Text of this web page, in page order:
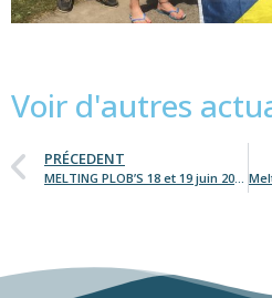
Voir d'autres
PRÉCEDENT